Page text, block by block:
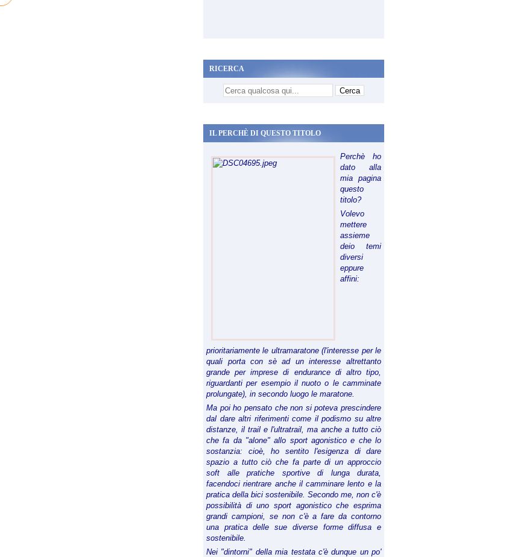
RICERCA
IL PERCHÈ DI QUESTO TITOLO
Perchè ho
dato alla
mia pagina
questo
titolo?
Volevo
mettere
assieme
deio temi
diversi
eppure
affini:
prioritariamente le ultramaratone (l'interesse per le
quali porta con sè ad un interesse altrettanto
grande per imprese di endurance di altro tipo,
riguardanti per esempio il nuoto o le camminate
prolungate), in secondo luogo le maratone.
Ma poi ho pensato che non si poteva prescindere
dal dare altri riferimenti come il podismo su altre
distanze, il trail e l'ultratrail, ma anche a tutto ciò
che fa da "alone" allo sport agonistico e che lo
sostanzia: cioè, ho sentito l'esigenza di dare
spazio a tutto ciò che fa parte di un approccio
soft alle pratiche sportive di lunga durata,
facendoci rientrare anche il camminare lento e la
pratica della bici sostenibile. Secondo me, non c'è
possibilità di uno sport agonistico che esprima
grandi campioni, se non c'è a fare da contorno
una pratica delle sue diverse forme diffusa e
sostenibile.
Nei "dintorni" della mia testata c'è dunque un po'